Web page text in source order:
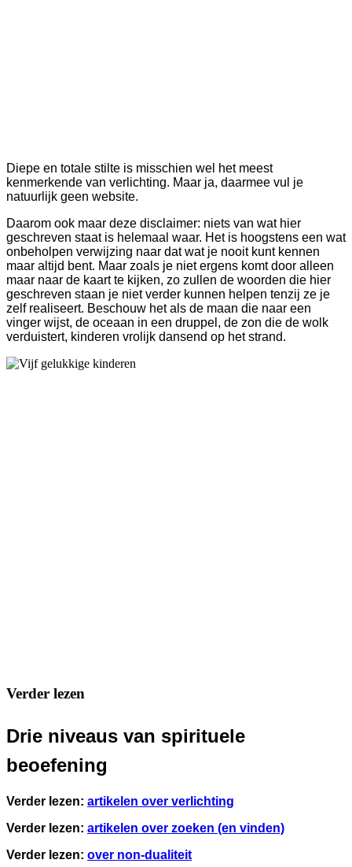
Diepe en totale stilte is misschien wel het meest
kenmerkende van verlichting. Maar ja, daarmee vul je
natuurlijk geen website.
Daarom ook maar deze disclaimer: niets van wat hier
geschreven staat is helemaal waar. Het is hoogstens een wat
onbeholpen verwijzing naar dat wat je nooit kunt kennen
maar altijd bent. Maar zoals je niet ergens komt door alleen
maar naar de kaart te kijken, zo zullen de woorden die hier
geschreven staan je niet verder kunnen helpen tenzij ze je
zelf realiseert. Beschouw het als de maan die naar een
vinger wijst, de oceaan in een druppel, de zon die de wolk
verduistert, kinderen vrolijk dansend op het strand.
Verder lezen
Drie niveaus van spirituele
beoefening
Verder lezen: artikelen over verlichting
Verder lezen: artikelen over zoeken (en vinden)
Verder lezen: over non-dualiteit